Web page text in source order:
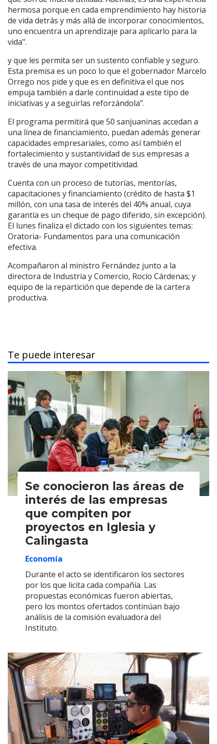
hermosa porque en cada emprendimiento hay historia
de vida detrás y más allá de incorporar conocimientos,
uno encuentra un aprendizaje para aplicarlo para la
vida".
y que les permita ser un sustento confiable y seguro.
Esta premisa es un poco lo que el gobernador Marcelo
Orrego nos pide y que es en definitiva el que nos
empuja también a darle continuidad a este tipo de
iniciativas y a seguirlas reforzándola".
El programa permitirá que 50 sanjuaninas accedan a
una línea de financiamiento, puedan además generar
capacidades empresariales, como así también el
fortalecimiento y sustantividad de sus empresas a
través de una mayor competitividad.
Cuenta con un proceso de tutorías, mentorías,
capacitaciones y financiamiento (crédito de hasta $1
millón, con una tasa de interés del 40% anual, cuya
garantía es un cheque de pago diferido, sin excepción).
El lunes finaliza el dictado con los siguientes temas:
Oratoria- Fundamentos para una comunicación
efectiva.
Acompañaron al ministro Fernández junto a la
directora de Industria y Comercio, Rocío Cárdenas; y
equipo de la repartición que depende de la cartera
productiva.
Te puede interesar
Se conocieron las áreas de
interés de las empresas
que compiten por
proyectos en Iglesia y
Calingasta
Economía
Durante el acto se identificaron los sectores
por los que licita cada compañía. Las
propuestas económicas fueron abiertas,
pero los montos ofertados continúan bajo
análisis de la comisión evaluadora del
Instituto.